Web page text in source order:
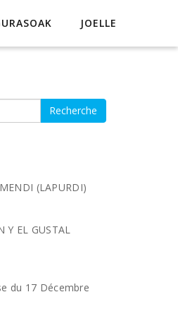
JOELLE
(LAPURDI)
Y EL GUSTAL
du 17 Décembre